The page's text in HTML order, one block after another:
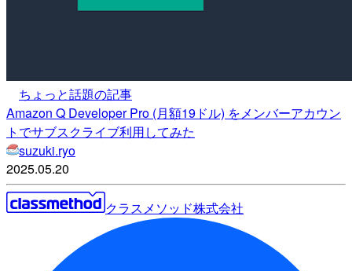
ちょっと話題の記事
Amazon Q Developer Pro (月額19ドル) をメンバーアカウン
トでサブスクライブ利用してみた
suzuki.ryo
2025.05.20
クラスメソッド株式会社